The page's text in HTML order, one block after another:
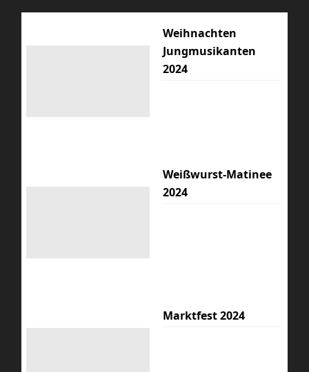
Weihnachten
Jungmusikanten
2024
Weißwurst-Matinee
2024
Marktfest 2024